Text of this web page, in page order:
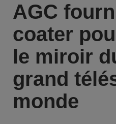
AGC
coater
le miroir
grand
monde